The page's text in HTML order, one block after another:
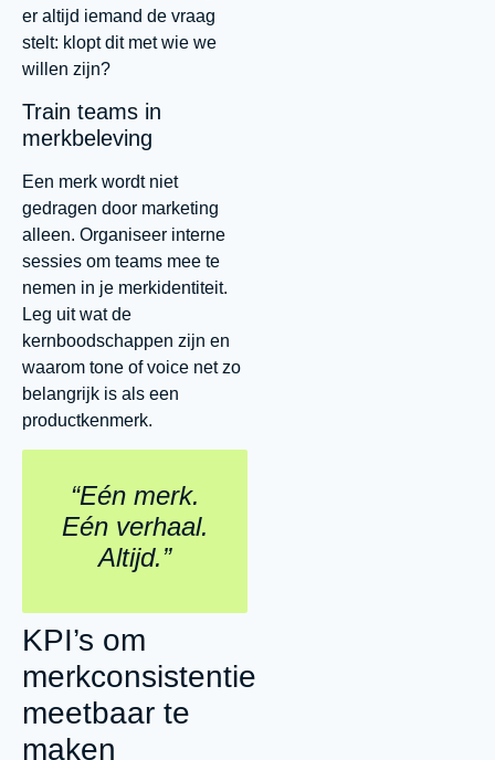
er altijd iemand de vraag
stelt: klopt dit met wie we
willen zijn?
Train teams in
merkbeleving
Een merk wordt niet
gedragen door marketing
alleen. Organiseer interne
sessies om teams mee te
nemen in je merkidentiteit.
Leg uit wat de
kernboodschappen zijn en
waarom tone of voice net zo
belangrijk is als een
productkenmerk.
“Eén merk.
Eén verhaal.
Altijd.”
KPI’s om
merkconsistentie
meetbaar te
maken